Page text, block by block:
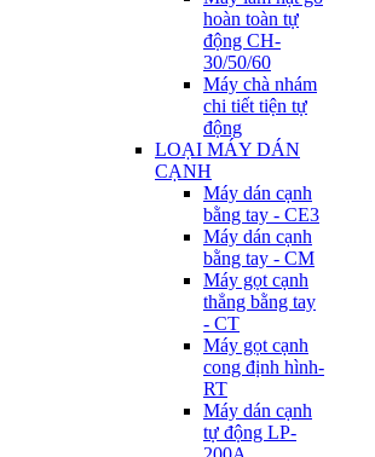
hoàn toàn tự
động CH-
30/50/60
Máy chà nhám
chi tiết tiện tự
động
LOẠI MÁY DÁN
CẠNH
Máy dán cạnh
bằng tay - CE3
Máy dán cạnh
bằng tay - CM
Máy gọt cạnh
thẳng bằng tay
- CT
Máy gọt cạnh
cong định hình-
RT
Máy dán cạnh
tự động LP-